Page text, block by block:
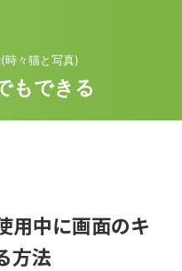
時々猫と写真)
もできる
中に画面のキ
方法